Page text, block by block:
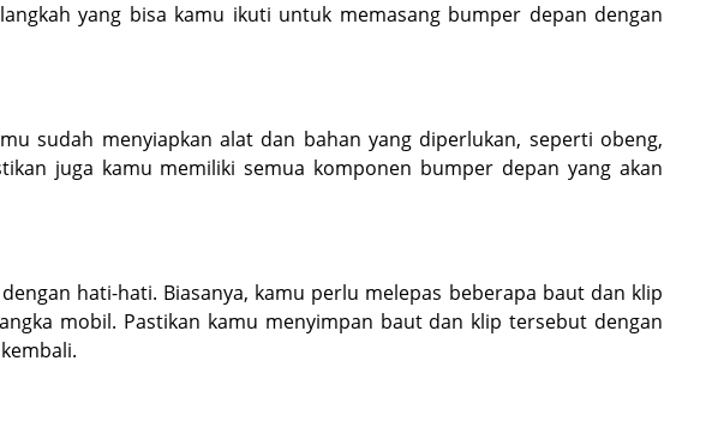
yang bisa kamu ikuti untuk memasang bumper depan dengan
sudah menyiapkan alat dan bahan yang diperlukan, seperti obeng,
juga kamu memiliki semua komponen bumper depan yang akan
hati-hati. Biasanya, kamu perlu melepas beberapa baut dan klip
mobil. Pastikan kamu menyimpan baut dan klip tersebut dengan